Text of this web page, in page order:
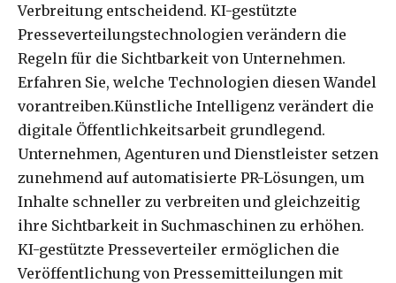
Verbreitung entscheidend. KI-gestützte
Presseverteilungstechnologien verändern die
Regeln für die Sichtbarkeit von Unternehmen.
Erfahren Sie, welche Technologien diesen Wandel
vorantreiben.Künstliche Intelligenz verändert die
digitale Öffentlichkeitsarbeit grundlegend.
Unternehmen, Agenturen und Dienstleister setzen
zunehmend auf automatisierte PR-Lösungen, um
Inhalte schneller zu verbreiten und gleichzeitig
ihre Sichtbarkeit in Suchmaschinen zu erhöhen.
KI-gestützte Presseverteiler ermöglichen die
Veröffentlichung von Pressemitteilungen mit